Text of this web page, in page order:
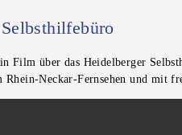
Film über das Heidelberger
Neckar-Fernsehen und mit